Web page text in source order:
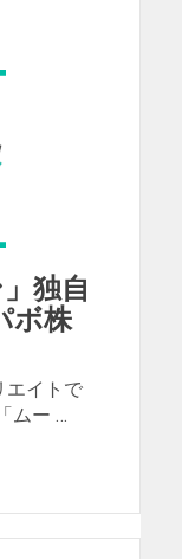
独自
ボ株
エイトで
ムー …